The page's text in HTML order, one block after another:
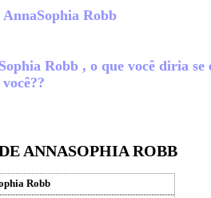
Robb
Robb , o que você diria se
ANNASOPHIA ROBB
Robb